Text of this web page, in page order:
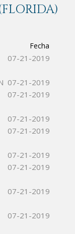
Fecha
07-21-2019
07-21-2019
07-21-2019
07-21-2019
07-21-2019
07-21-2019
07-21-2019
07-21-2019
07-21-2019